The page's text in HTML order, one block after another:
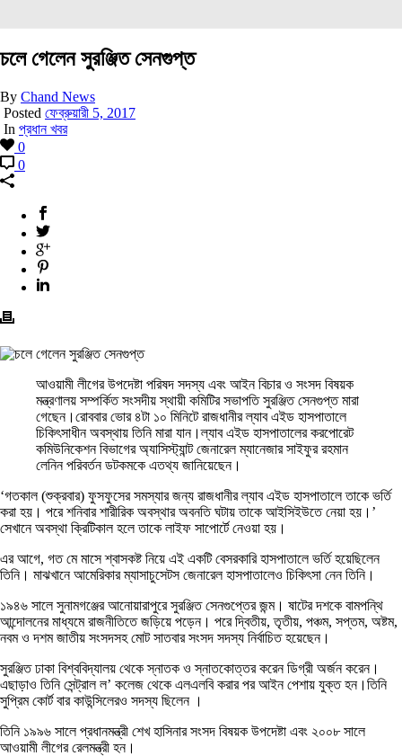
চলে গেলেন সুরঞ্জিত সেনগুপ্ত
By Chand News
Posted ফেব্রুয়ারী 5, 2017
In প্রধান খবর
0
0
আওয়ামী লীগের উপদেষ্টা পরিষদ সদস্য এবং আইন বিচার ও সংসদ বিষয়ক
মন্ত্রণালয় সম্পর্কিত সংসদীয় স্থায়ী কমিটির সভাপতি সুরঞ্জিত সেনগুপ্ত মারা
গেছেন।রোববার ভোর ৪টা ১০ মিনিটে রাজধানীর ল্যাব এইড হাসপাতালে
চিকিৎসাধীন অবস্থায় তিনি মারা যান।ল্যাব এইড হাসপাতালের করপোরেট
কমিউনিকেশন বিভাগের অ্যাসিস্ট্যান্ট জেনারেল ম্যানেজার সাইফুর রহমান
লেনিন পরিবর্তন ডটকমকে এতথ্য জানিয়েছেন।
‘গতকাল (শুক্রবার) ফুসফুসের সমস্যার জন্য রাজধানীর ল্যাব এইড হাসপাতালে তাকে ভর্তি
করা হয়। পরে শনিবার শারীরিক অবস্থার অবনতি ঘটায় তাকে আইসিইউতে নেয়া হয়।’
সেখানে অবস্থা ক্রিটিকাল হলে তাকে লাইফ সাপোর্টে নেওয়া হয়।
এর আগে, গত মে মাসে শ্বাসকষ্ট নিয়ে এই একটি বেসরকারি হাসপাতালে ভর্তি হয়েছিলেন
তিনি। মাঝখানে আমেরিকার ম্যাসাচুসেটস জেনারেল হাসপাতালেও চিকিৎসা নেন তিনি।
১৯৪৬ সালে সুনামগঞ্জের আনোয়ারাপুরে সুরঞ্জিত সেনগুপ্তের জন্ম। ষাটের দশকে বামপন্থি
আন্দোলনের মাধ্যমে রাজনীতিতে জড়িয়ে পড়েন। পরে দ্বিতীয়, তৃতীয়, পঞ্চম, সপ্তম, অষ্টম,
নবম ও দশম জাতীয় সংসদসহ মোট সাতবার সংসদ সদস্য নির্বাচিত হয়েছেন।
সুরঞ্জিত ঢাকা বিশ্ববিদ্যালয় থেকে স্নাতক ও স্নাতকোত্তর করেন ডিগ্রী অর্জন করেন।
এছাড়াও তিনি সেন্ট্রাল ল’ কলেজ থেকে এলএলবি করার পর আইন পেশায় যুক্ত হন।তিনি
সুপ্রিম কোর্ট বার কাউন্সিলেরও সদস্য ছিলেন ।
তিনি ১৯৯৬ সালে প্রধানমন্ত্রী শেখ হাসিনার সংসদ বিষয়ক উপদেষ্টা এবং ২০০৮ সালে
আওয়ামী লীগের রেলমন্ত্রী হন।